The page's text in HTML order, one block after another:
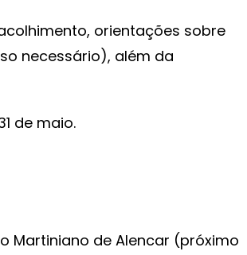
orientações sobre
necessário), além da
de maio.
Martiniano de Alencar (próximo